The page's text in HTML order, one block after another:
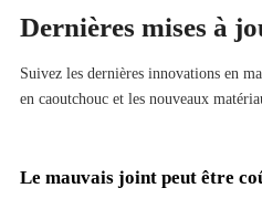
Dernières mises à
Suivez les dernières innovations en
en caoutchouc et les nouveaux
Le mauvais joint peut être